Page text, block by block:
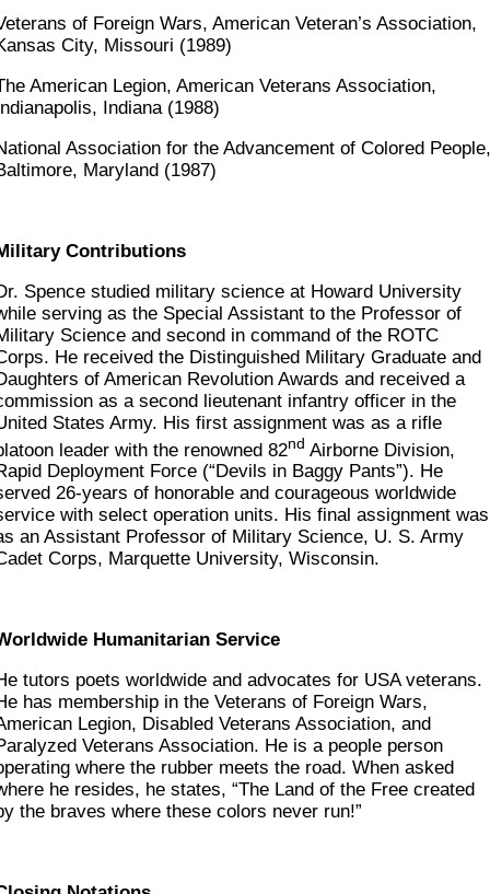
of Foreign Wars, American Veteran’s Association,
City, Missouri (1989)
American Legion, American Veterans Association,
Indiana (1988)
Association for the Advancement of Colored People,
Maryland (1987)
Contributions
Spence studied military science at Howard University
serving as the Special Assistant to the Professor of
Science and second in command of the ROTC
He received the Distinguished Military Graduate and
of American Revolution Awards and received a
as a second lieutenant infantry officer in the
States Army. His first assignment was as a rifle
leader with the renowned 82nd Airborne Division,
Deployment Force (“Devils in Baggy Pants”). He
26-years of honorable and courageous worldwide
with select operation units. His final assignment was
an Assistant Professor of Military Science, U. S. Army
Corps, Marquette University, Wisconsin.
Humanitarian Service
tutors poets worldwide and advocates for USA veterans.
has membership in the Veterans of Foreign Wars,
Legion, Disabled Veterans Association, and
Veterans Association. He is a people person
where the rubber meets the road. When asked
he resides, he states, “The Land of the Free created
the braves where these colors never run!”